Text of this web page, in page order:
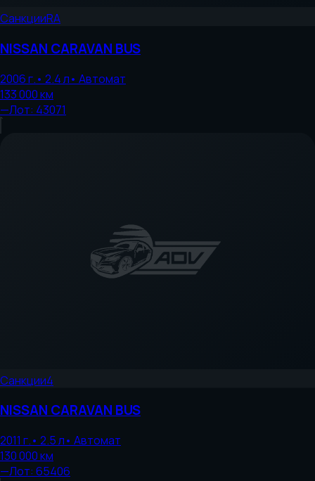
СанкцииRA
NISSAN CARAVAN BUS
2006г.• 2.4л• Автомат
133 000км
—Лот: 43071
Санкции4
NISSAN CARAVAN BUS
2011 г.• 2.5л• Автомат
130 000км
—Лот: 65406